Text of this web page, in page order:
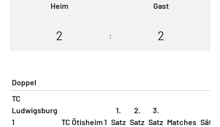
Heim Gast
2 : 2
Doppel
TC
Ludwigsburg
1
TC Ötisheim 1
1.
Satz
2.
Satz
3.
Satz Matches Sätze